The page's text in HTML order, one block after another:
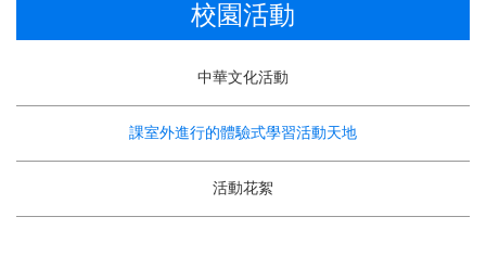
校園活動
中華文化活動
課室外進行的體驗式學習活動天地
活動花絮